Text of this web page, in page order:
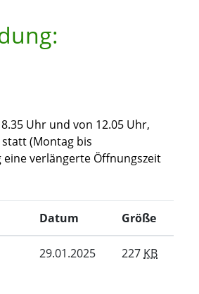
Uhr und von 12.05 Uhr,
(Montag bis
verlängerte Öffnungszeit
Datum Größe
29.01.2025 227 KB